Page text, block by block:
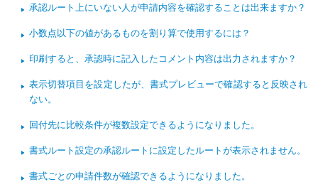
承認ルート上にいない人が申請内容を確認することは出来ますか？
小数点以下の値があるものを割り算で使用するには？
印刷すると、承認時に記入したコメント内容は出力されますか？
表示切替項目を設定したが、書式プレビューで確認すると反映され
ない。
回付先に比較条件が複数設定できるようになりました。
書式ルート設定の承認ルートに設定したルートが表示されません。
書式ごとの申請件数が確認できるようになりました。